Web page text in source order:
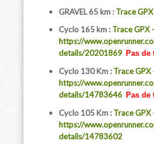
GRAVEL 65 km : Trace
Cyclo 165 km : Trace GPX
https://
details/20201869 Pas de
Cyclo 130 Km : Trace
https://
details/14783646 Pas de
Cyclo 105 Km : Trace
https://
details/14783602